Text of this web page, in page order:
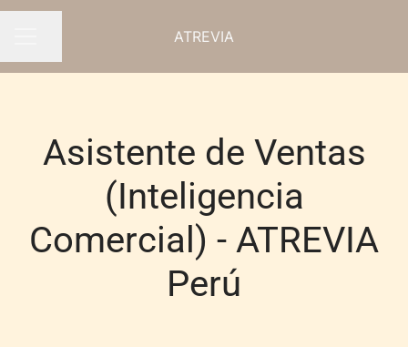
ATREVIA
Asistente de Ventas
(Inteligencia
Comercial) - ATREVIA
Perú